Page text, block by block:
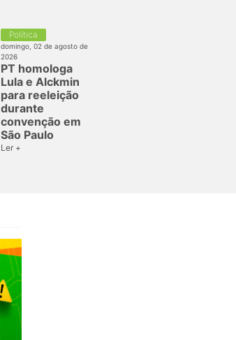
Política
domingo, 02 de agosto de
2026
PT homologa
Lula e Alckmin
para reeleição
durante
convenção em
São Paulo
Ler +